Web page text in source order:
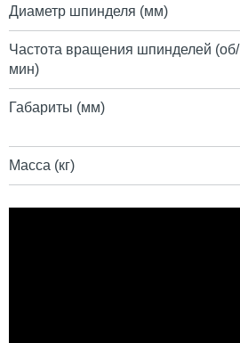
Диаметр шпинделя (мм)
Частота вращения шпинделей (об/
мин)
Габариты (мм)
Масса (кг)